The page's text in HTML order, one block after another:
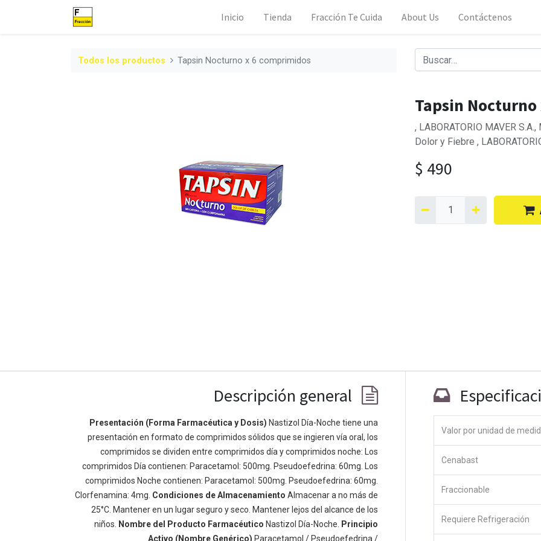
Inicio Tienda Fracción Te Cuida About Us Contáctenos
Todos los productos Tapsin Nocturno x 6 comprimidos
Tapsin
, LABORATORIO MAVER
Dolor y Fiebre ,
$ 490
Descripción general
Presentación (Forma Farmacéutica y Dosis) Nastizol Día-Noche tiene una
presentación en formato de comprimidos sólidos que se ingieren vía oral, los
comprimidos se dividen entre comprimidos día y comprimidos noche: Los
comprimidos Día contienen: Paracetamol: 500mg. Pseudoefedrina: 60mg. Los
comprimidos Noche contienen: Paracetamol: 500mg. Pseudoefedrina: 60mg.
Clorfenamina: 4mg. Condiciones de Almacenamiento Almacenar a no más de
25°C. Mantener en un lugar seguro y seco. Mantener lejos del alcance de los
niños.
Nombre del Producto Farmacéutico Nastizol Día-Noche.
Principio
Activo (Nombre Genérico) Paracetamol / Pseudoefedrina /
Valor por unidad de
Cenabast
Fraccionable
Requiere Refrigeración
Enlaces de Ínteres
Inicio
Acerca de
Productos
Servicios
Política de privacidad
Acerca de
Somos un equipo de personas apasionadas cuyo objetivo es
mejorar la vida de todos a través de productos disruptivos.
Construimos grandes productos para resolver sus problemas
de negocio. Nuestros productos están diseñados para
pequeñas y medianas empresas dispuestas a optimizar su
rendimiento.